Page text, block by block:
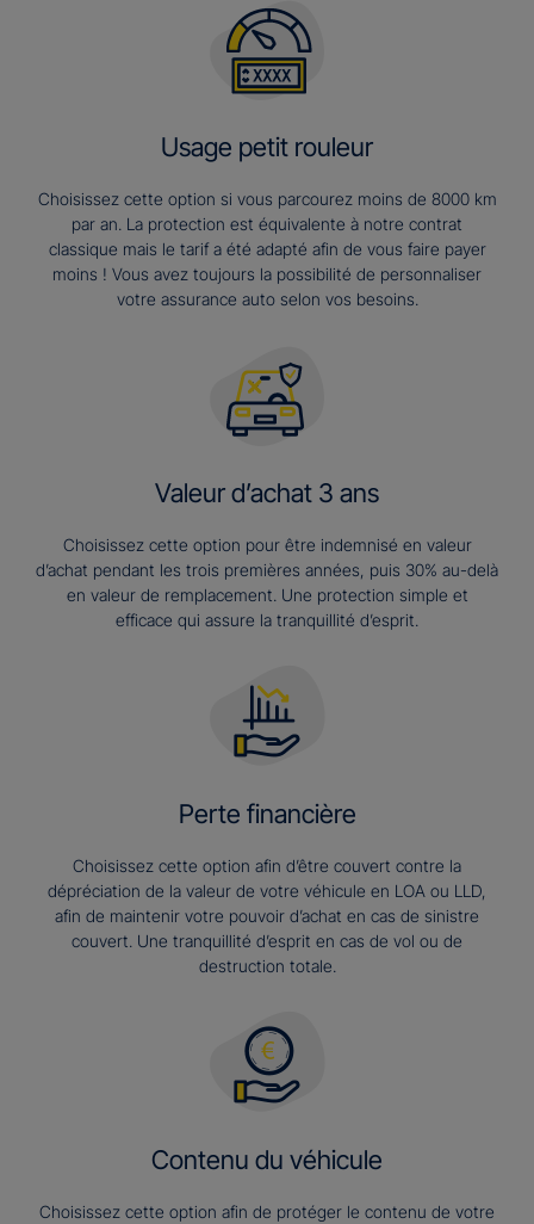
Usage petit rouleur
Choisissez cette option si vous parcourez moins de 8000 km
par an. La protection est équivalente à notre contrat
classique mais le tarif a été adapté afin de vous faire payer
moins ! Vous avez toujours la possibilité de personnaliser
votre assurance auto selon vos besoins.
Valeur d’achat 3 ans​
Choisissez cette option pour être indemnisé en valeur
d’achat pendant les trois premières années, puis 30% au-delà
en valeur de remplacement. Une protection simple et
efficace qui assure la tranquillité d’esprit.
Perte financière
Choisissez cette option afin d’être couvert contre la
dépréciation de la valeur de votre véhicule en LOA ou LLD,
afin de maintenir votre pouvoir d’achat en cas de sinistre
couvert. Une tranquillité d’esprit en cas de vol ou de
destruction totale.
Contenu du véhicule
Choisissez cette option afin de protéger le contenu de votre